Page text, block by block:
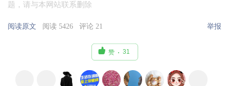
题，请与本网站联系删除
阅读原文 阅读 5426 评论 21 举报
 赞 31